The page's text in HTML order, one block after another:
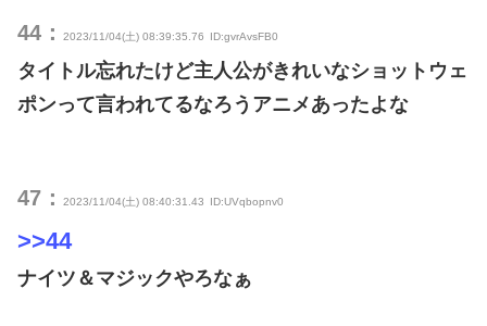
44： 2023/11/04(土) 08:39:35.76 ID:gvrAvsFB0
タイトル忘れたけど主人公がきれいなショットウェ
ポンって言われてるなろうアニメあったよな
47： 2023/11/04(土) 08:40:31.43 ID:UVqbopnv0
>>44
ナイツ＆マジックやろなぁ